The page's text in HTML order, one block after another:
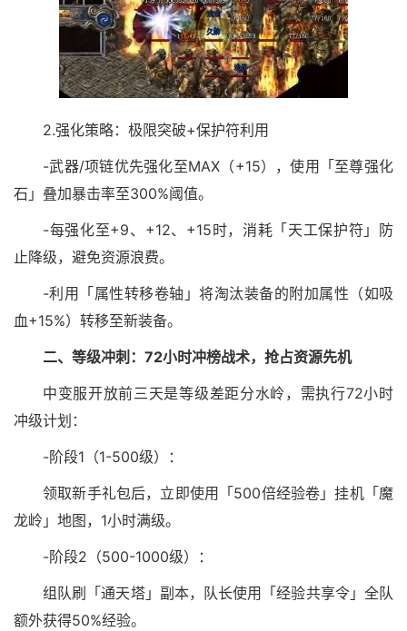
2.强化策略：极限突破+保护符利用
-武器/项链优先强化至MAX（+15），使用「至尊强化
石」叠加暴击率至300%阈值。
-每强化至+9、+12、+15时，消耗「天工保护符」防
止降级，避免资源浪费。
-利用「属性转移卷轴」将淘汰装备的附加属性（如吸
血+15%）转移至新装备。
二、等级冲刺：72小时冲榜战术，抢占资源先机
中变服开放前三天是等级差距分水岭，需执行72小时
冲级计划：
-阶段1（1-500级）：
领取新手礼包后，立即使用「500倍经验卷」挂机「魔
龙岭」地图，1小时满级。
-阶段2（500-1000级）：
组队刷「通天塔」副本，队长使用「经验共享令」全队
额外获得50%经验。